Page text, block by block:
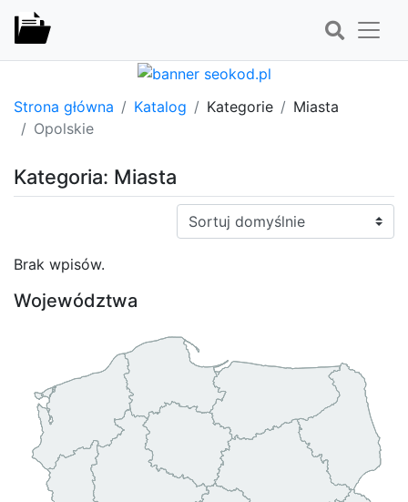
Strona główna Katalog Kategorie
Miasta
Opolskie
Kategoria: Miasta
Sortuj:
Brak wpisów.
Województwa